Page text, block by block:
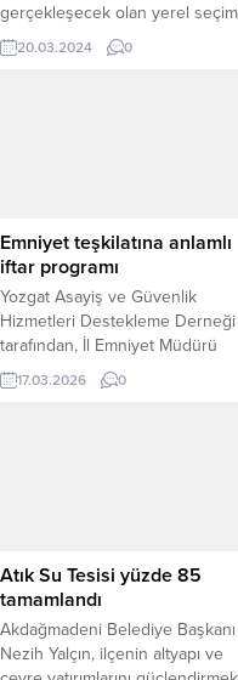
gerçekleşecek olan yerel
öncesi, ilçeye 500 konutlu TOKİ
projesini kazandırma sözü verdi.
20.03.2024 0
Emniyet teşkilatına anlamlı
iftar programı
Yozgat Asayiş ve Güvenlik
Hizmetleri Destekleme Derneği
tarafından, İl Emniyet Müdürü
Necmettin Koç ve emniyet
mensuplarına yönelik iftar
TEŞKİLATIMIZA MİNNETTARIZ”
Programda konuşan Dernek...
17.03.2026 0
Atık Su Tesisi yüzde 85
tamamlandı
Akdağmadeni Belediye Başkanı
Nezih Yalçın, ilçenin altyapı ve